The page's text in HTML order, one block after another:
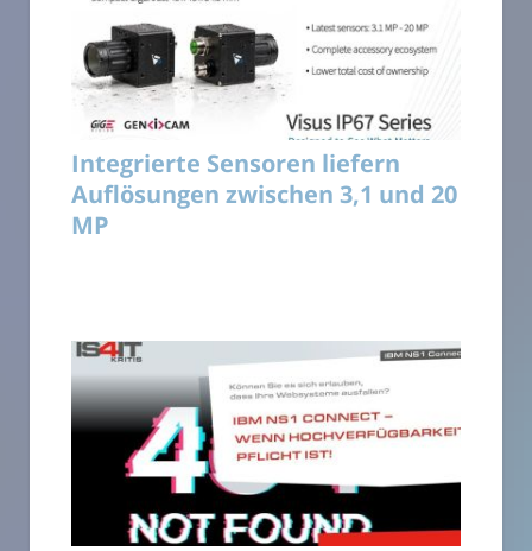
Integrierte Sensoren liefern
Auflösungen zwischen 3,1 und 20
MP